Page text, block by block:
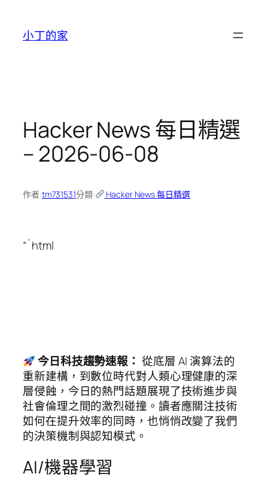
小丁的家
Hacker News 每日精選
– 2026-06-08
作者:tm731531分類: Hacker News 每日精選
“`html
今日科技趨勢速報： 從底層 AI 演算法的
重新建構，到數位時代對人類心理健康的深
層侵蝕，今日的熱門話題展現了技術進步與
社會倫理之間的激烈碰撞。讀者應關注技術
如何在提升效率的同時，也悄悄改變了我們
的決策機制與認知模式。
AI/機器學習